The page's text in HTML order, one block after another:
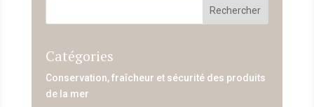
Catégories
Conservation, fraîcheur et sécurité des produits
de la mer